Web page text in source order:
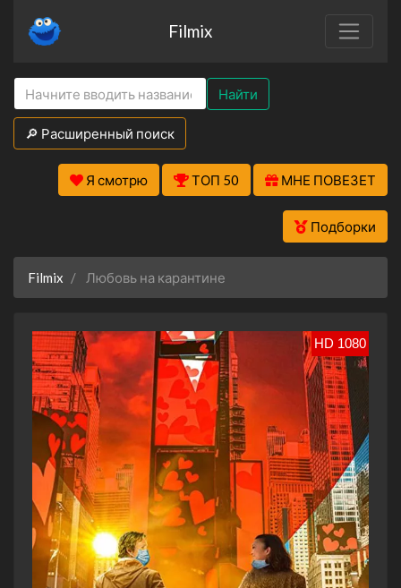
Filmix
Найти
🔎 Расширенный поиск
Я смотрю ТОП 50 МНЕ ПОВЕЗЕТ
Подборки
Filmix Любовь на карантине
HD 1080